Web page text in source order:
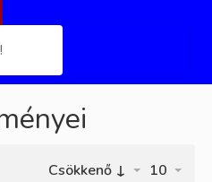
10
Csökkenő ↓